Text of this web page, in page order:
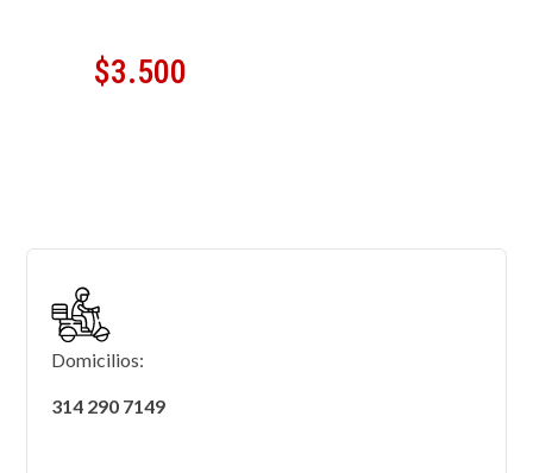
$3.500
Domicilios:
314 290 7149